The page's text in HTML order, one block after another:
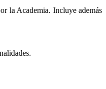
la Academia. Incluye además